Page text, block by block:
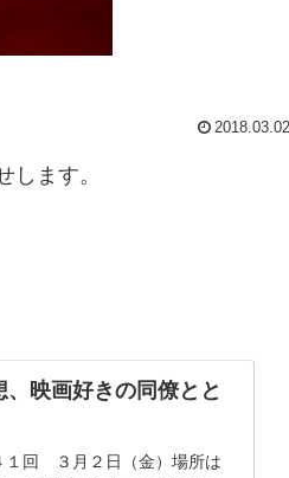
2018.03.02
ます。
映画好きの同僚とと
１回 ３月２日（金）場所は